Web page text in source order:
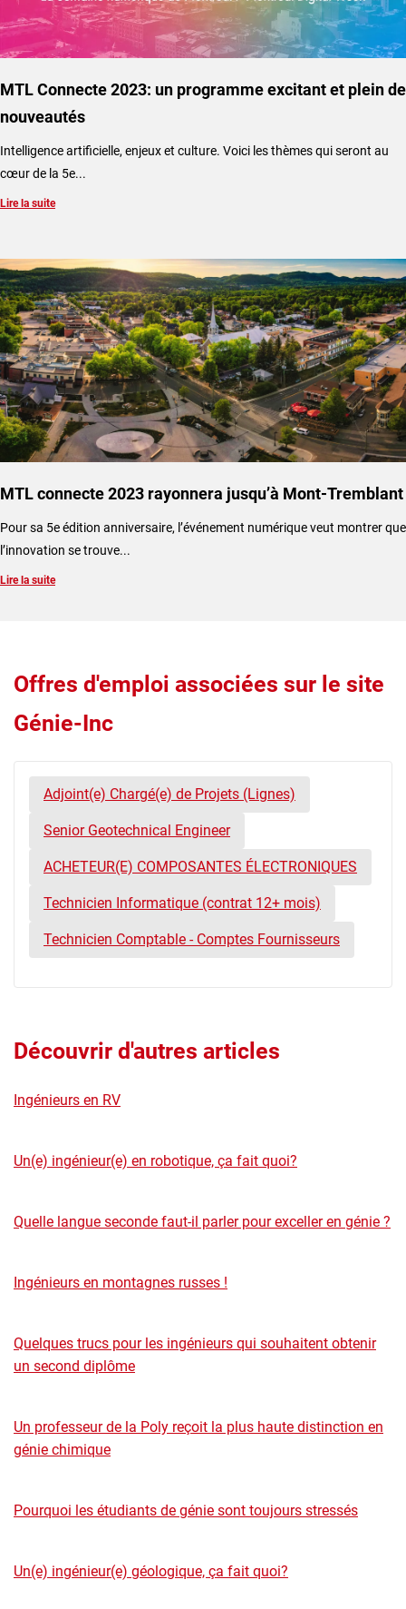
MTL Connecte 2023: un programme excitant et plein de
nouveautés
Intelligence artificielle, enjeux et culture. Voici les thèmes qui seront au
cœur de la 5e...
Lire la suite
MTL connecte 2023 rayonnera jusqu’à Mont-Tremblant
​Pour sa 5e édition anniversaire, l’événement numérique veut montrer que
l’innovation se trouve...
Lire la suite
Offres d'emploi associées sur le site
Génie-Inc
Adjoint(e) Chargé(e) de Projets (Lignes)
Senior Geotechnical Engineer
ACHETEUR(E) COMPOSANTES ÉLECTRONIQUES
Technicien Informatique (contrat 12+ mois)
Technicien Comptable - Comptes Fournisseurs
Découvrir d'autres articles
Ingénieurs en RV
Un(e) ingénieur(e) en robotique, ça fait quoi?
Quelle langue seconde faut-il parler pour exceller en génie ?
Ingénieurs en montagnes russes !
Quelques trucs pour les ingénieurs qui souhaitent obtenir
un second diplôme
Un professeur de la Poly reçoit la plus haute distinction en
génie chimique
Pourquoi les étudiants de génie sont toujours stressés
Un(e) ingénieur(e) géologique, ça fait quoi?